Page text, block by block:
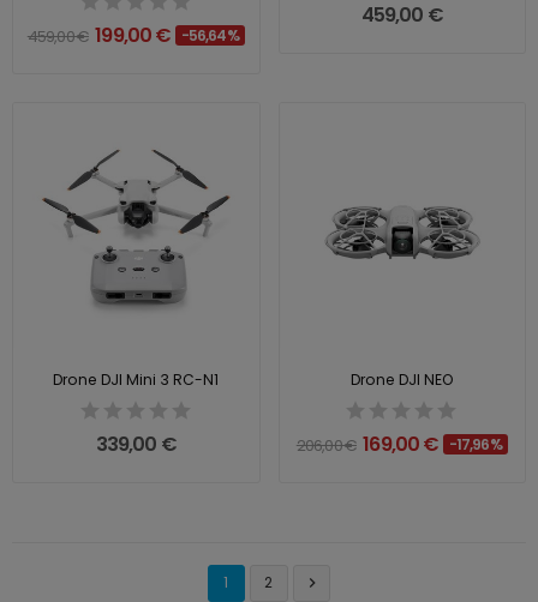
459,00 € 199,00 € -56,64%
459,00 €
Drone DJI Mini 3 RC-N1
339,00 €
Drone DJI NEO
206,00 € 169,00 € -17,96%
1 2 